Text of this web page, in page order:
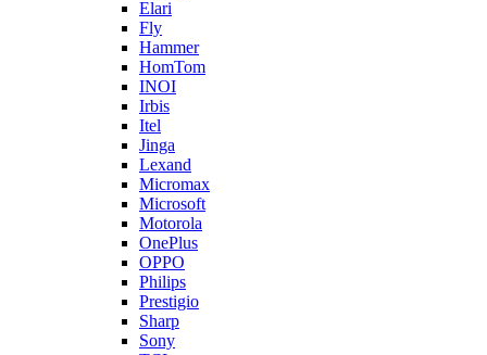
Elari
Fly
Hammer
HomTom
INOI
Irbis
Itel
Jinga
Lexand
Micromax
Microsoft
Motorola
OnePlus
OPPO
Philips
Prestigio
Sharp
Sony